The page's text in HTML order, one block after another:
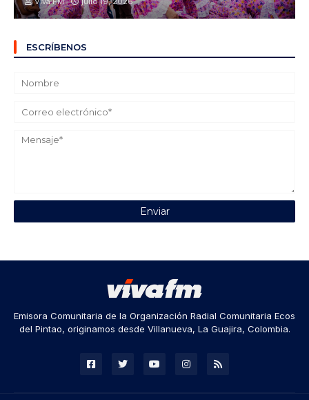
ESCRÍBENOS
Emisora Comunitaria de la Organización Radial Comunitaria Ecos
del Pintao, originamos desde Villanueva, La Guajira, Colombia.